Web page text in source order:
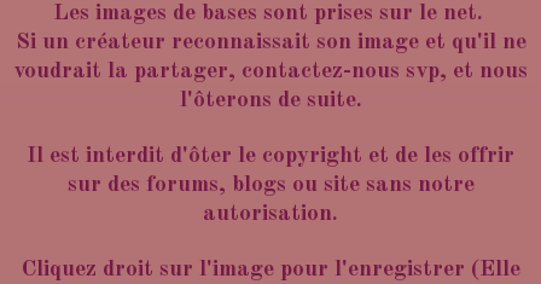
Les images de bases sont prises sur le net.
Si un créateur reconnaissait son image et qu'il ne
voudrait la partager, contactez-nous svp, et nous
l'ôterons de suite.
Il est interdit d'ôter le copyright et de les offrir
sur des forums, blogs ou site sans notre
autorisation.
Cliquez droit sur l'image pour l'enregistrer (Elle